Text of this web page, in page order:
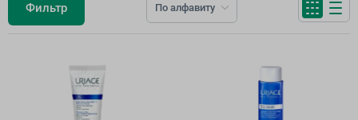
Фильтр По алфавиту